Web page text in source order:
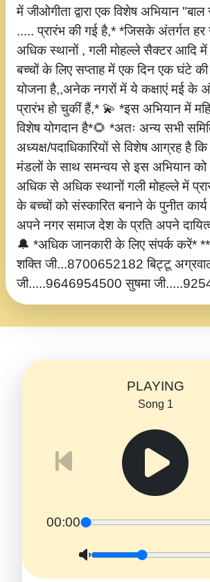
में जीओगीता द्वारा एक विशेष अभियान
..... प्रारंभ की गई है,* *जिसके अंतर्गत
अधिक स्थानों , गली मोहल्ले सैक्टर आदि
बच्चों के लिए सप्ताह में एक दिन एक घंटे की
योजना है,,अनेक नगरों में ये कक्षाएं मई के
प्रारंभ हो चुकीं हैं,* 💫 *इस अभियान में
विशेष योगदान है*🌻 *अतः अन्य सभी
अध्यक्ष/पदाधिकारियों से विशेष आग्रह है
मंडलों के साथ समन्वय से इस अभियान
अधिक से अधिक स्थानों गली मोहल्ले में
के बच्चों को संस्कारित बनाने के पुनीत
अपने नगर समाज देश के प्रति अपने दायित्व
🔔 *अधिक जानकारी के लिए संपर्क करें*
शक्ति जी...8700652182 बिट्टू
जी.....9646954500 सुषमा
PLAYING
Song 1
00:00